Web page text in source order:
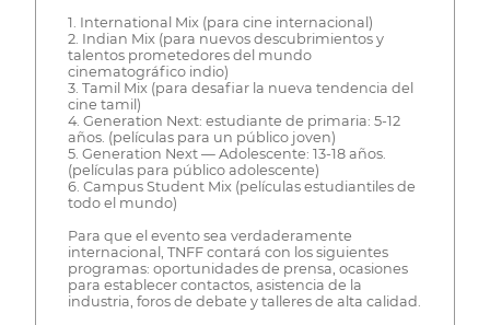
1. International Mix (para cine internacional)
2. Indian Mix (para nuevos descubrimientos y
talentos prometedores del mundo
cinematográfico indio)
3. Tamil Mix (para desafiar la nueva tendencia del
cine tamil)
4. Generation Next: estudiante de primaria: 5-12
años. (películas para un público joven)
5. Generation Next — Adolescente: 13-18 años.
(películas para público adolescente)
6. Campus Student Mix (películas estudiantiles de
todo el mundo)
Para que el evento sea verdaderamente
internacional, TNFF contará con los siguientes
programas: oportunidades de prensa, ocasiones
para establecer contactos, asistencia de la
industria, foros de debate y talleres de alta calidad.